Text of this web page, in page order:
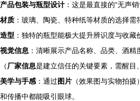
产品包装与瓶型设计 ：这是最直接的“无声销
材质 ：玻璃、陶瓷、特种纸等材质的选择需
造型 ：独特的瓶型能极大提升辨识度与收藏
视觉信息 ：清晰展示产品名称、品类、酒
（厂家信息是建立信任的关键要素，需醒目
美学与手感 ：通过图片 （效果图与实物拍
和传播中都能吸引眼球。